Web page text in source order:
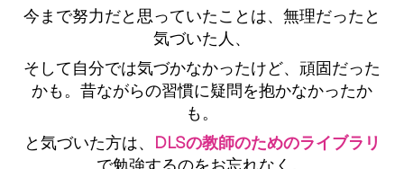
今まで努力だと思っていたことは、無理だったと
気づいた人、
そして自分では気づかなかったけど、頑固だった
かも。昔ながらの習慣に疑問を抱かなかったか
も。
と気づいた方は、 DLSの教師のためのライブラリ